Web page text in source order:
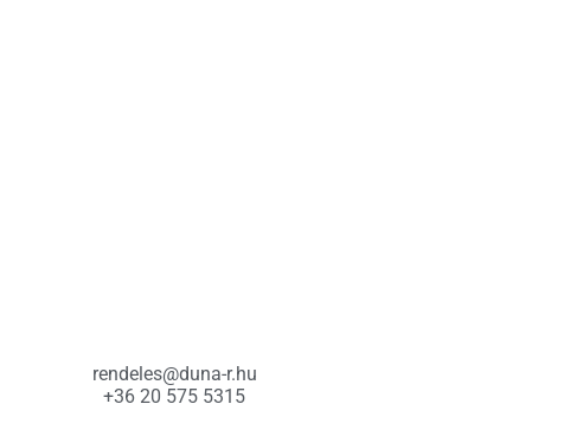
rendeles@duna-r.hu
+36 20 575 5315